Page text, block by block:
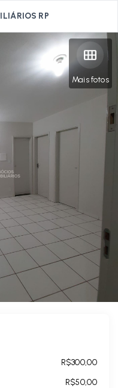
RP
Mais fotos
R$300,00
R$50,00